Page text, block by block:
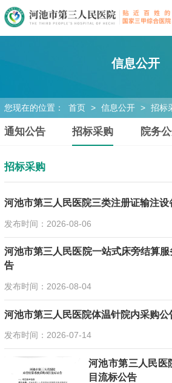
信息公开
您现在的位置： 首页 > 信息公开 > 招标
通知公告 招标采购 院务
招标采购
河池市第三人民医院三类注册证输注
发布时间：2026-08-06
河池市第三人民医院一站式床旁结算
告
发布时间：2026-08-04
河池市第三人民医院体温针院内采购公
发布时间：2026-07-14
河池市第三人民医
目流标公告